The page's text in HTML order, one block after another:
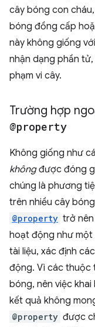
cây bóng con
bóng đồng cấp
này không giống
nhận dạng phần
phạm vi cây.
Trường hợp
@property
Không giống như
khôngđược đóng
chúng là phương
trên nhiều cây
@property trở
hoạt động như một
tài liệu, xác định
động. Vì các thuộc
bóng, nên việc
kết quả không
@property được